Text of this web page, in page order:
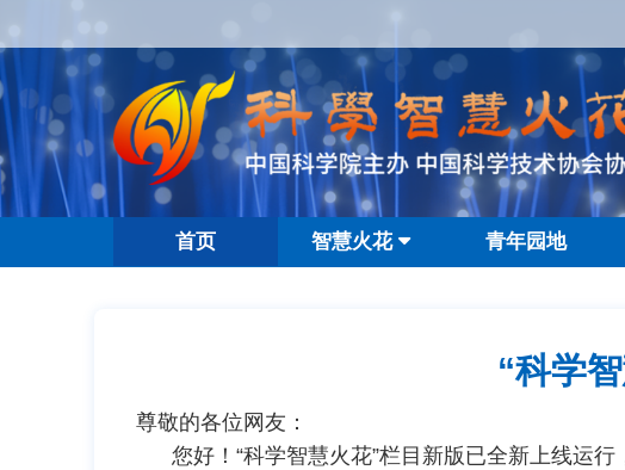
首页 智慧火花 青年园地
“科学
尊敬的各位网友：
您好！“科学智慧火花”栏目新版已全新上线运行